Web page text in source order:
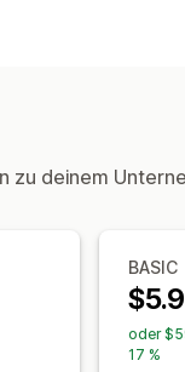
zu deinem
BASIC
oder
17 %